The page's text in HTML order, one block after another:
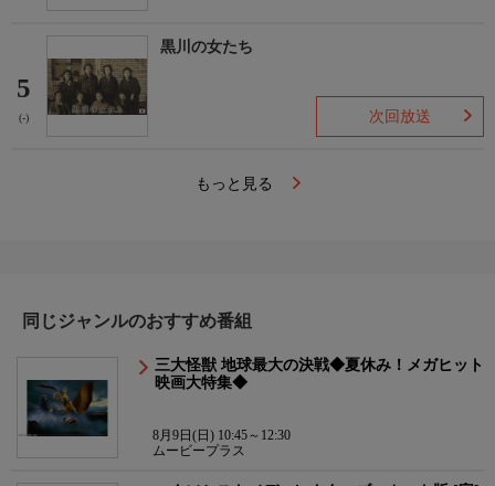
5
(-)
黒川の女たち
次回放送
もっと見る
同じジャンルのおすすめ番組
三大怪獣 地球最大の決戦◆夏休み！メガヒット
映画大特集◆
8月9日(日) 10:45～12:30
ムービープラス